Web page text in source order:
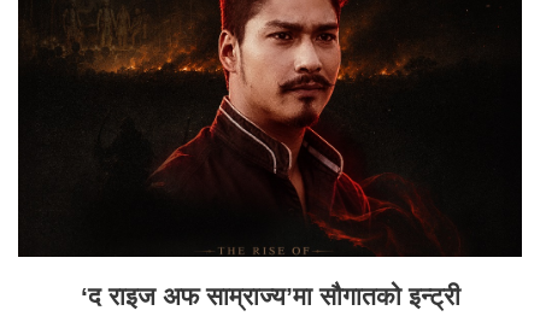
‘द राइज अफ साम्राज्य’मा सौगातको इन्ट्री